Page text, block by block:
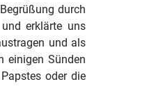
durch
erklärte uns
und als
einigen Sünden
oder die